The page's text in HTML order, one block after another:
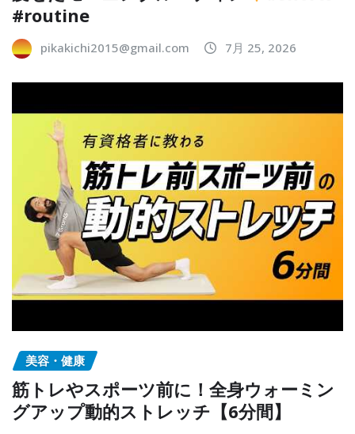
#routine
pikakichi2015@gmail.com 7月 25, 2026
美容・健康
筋トレやスポーツ前に！全身ウォーミン
グアップ動的ストレッチ【6分間】